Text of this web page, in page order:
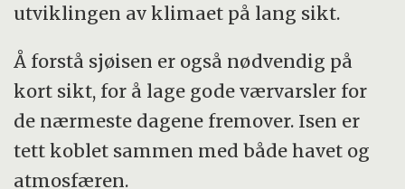
utviklingen av klimaet på lang sikt.
Å forstå sjøisen er også nødvendig på
kort sikt, for å lage gode værvarsler for
de nærmeste dagene fremover. Isen er
tett koblet sammen med både havet og
atmosfæren.